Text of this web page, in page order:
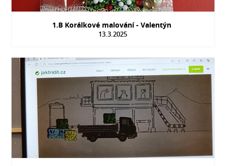
1.B Korálkové malování - Valentýn
13.3.2025